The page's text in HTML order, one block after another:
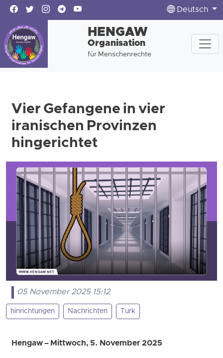
Deutsch
HENGAW
Organisation
für Menschenrechte
Vier Gefangene in vier
iranischen Provinzen
hingerichtet
05 November 2025 15:12
hinrichtungen Nachrichten Turk
Hengaw – Mittwoch, 5. November 2025